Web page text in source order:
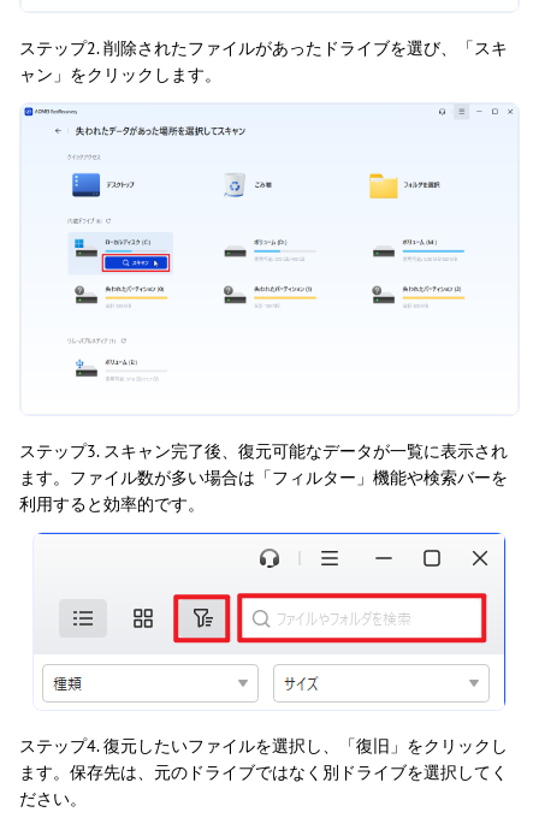
ステップ2. 削除されたファイルがあったドライブを選び、「スキ
ャン」をクリックします。
ステップ3. スキャン完了後、復元可能なデータが一覧に表示され
ます。ファイル数が多い場合は「フィルター」機能や検索バーを
利用すると効率的です。
ステップ4. 復元したいファイルを選択し、「復旧」をクリックし
ます。保存先は、元のドライブではなく別ドライブを選択してく
ださい。